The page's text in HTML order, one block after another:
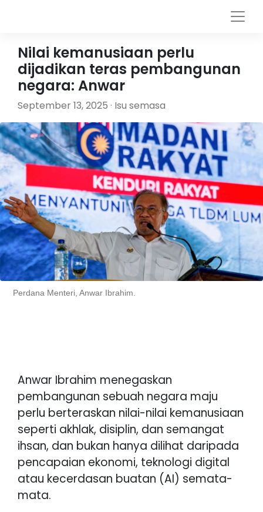
Nilai kemanusiaan perlu
dijadikan teras pembangunan
negara: Anwar
September 13, 2025 · Isu semasa
Perdana Menteri, Anwar Ibrahim.
Anwar Ibrahim menegaskan
pembangunan sebuah negara maju
perlu berteraskan nilai-nilai kemanusiaan
seperti akhlak, disiplin, dan semangat
ihsan, dan bukan hanya dilihat daripada
pencapaian ekonomi, teknologi digital
atau kecerdasan buatan (AI) semata-
mata.